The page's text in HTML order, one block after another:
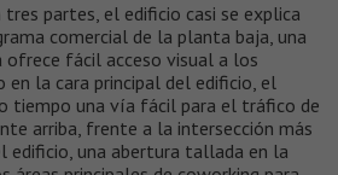
partes, el edificio casi se explica
comercial de la planta baja, una
ofrece fácil acceso visual a los
en la cara principal del edificio, el
tiempo una vía fácil para el tráfico de
arriba, frente a la intersección más
edificio, una abertura tallada en la